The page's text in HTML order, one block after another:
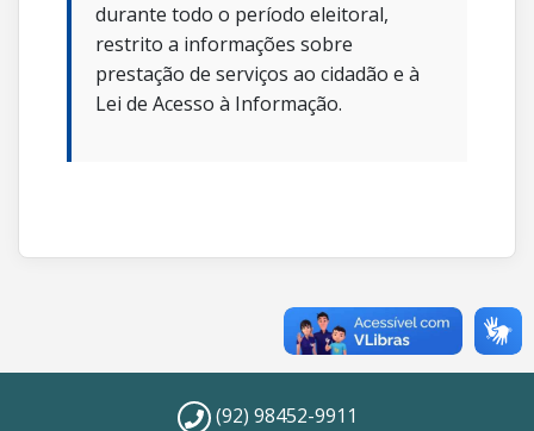
durante todo o período eleitoral,
restrito a informações sobre
prestação de serviços ao cidadão e à
Lei de Acesso à Informação.
(92) 98452-9911